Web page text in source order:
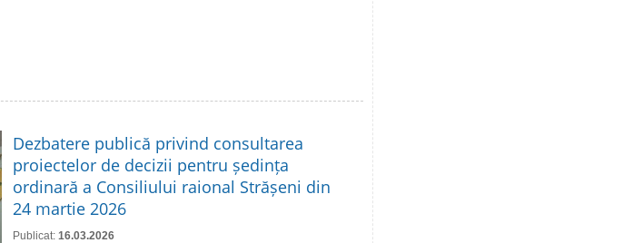
Dezbatere publică privind consultarea
proiectelor de decizii pentru ședința
ordinară a Consiliului raional Strășeni din
24 martie 2026
Publicat: 16.03.2026